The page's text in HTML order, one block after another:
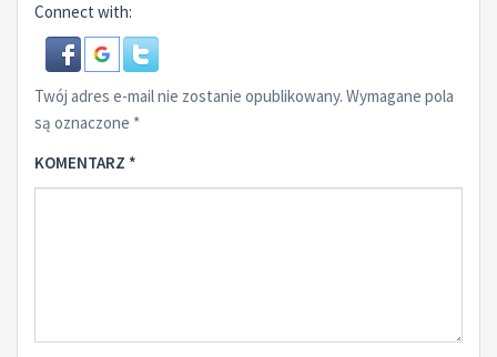
Connect with:
Twój adres e-mail nie zostanie opublikowany. Wymagane pola
są oznaczone *
KOMENTARZ *